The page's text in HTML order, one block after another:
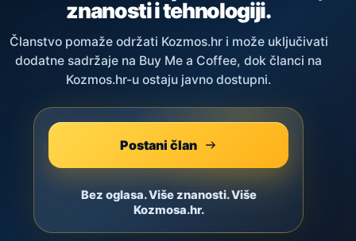
znanosti i tehnologiji.
Članstvo pomaže održati Kozmos.hr i može uključivati
dodatne sadržaje na Buy Me a Coffee, dok članci na
Kozmos.hr-u ostaju javno dostupni.
Postani član
Bez oglasa. Više znanosti. Više
Kozmosa.hr.